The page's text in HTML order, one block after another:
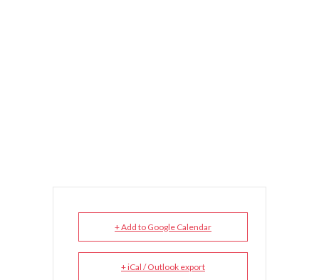
+ Add to Google Calendar
+ iCal / Outlook export